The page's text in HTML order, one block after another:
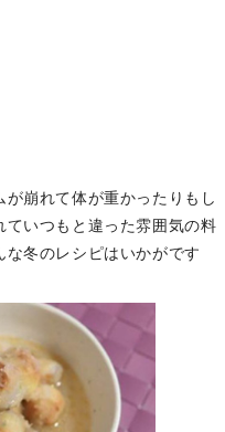
崩れて体が重かったりもし
いつもと違った雰囲気の料
冬のレシピはいかがです